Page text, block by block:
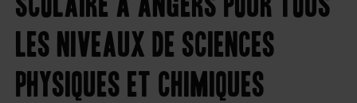
les niveaux de sciences
physiques et chimiques